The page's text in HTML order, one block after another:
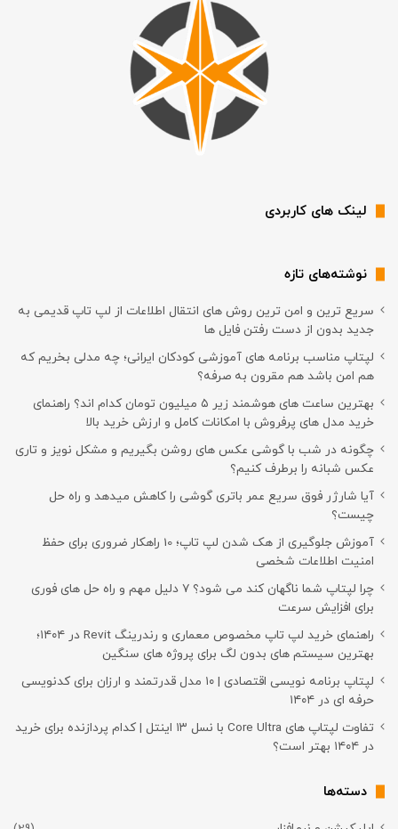
لینک های کاربردی
نوشته‌های تازه
سریع ترین و امن ترین روش های انتقال اطلاعات از لپ تاپ قدیمی به
جدید بدون از دست رفتن فایل ها
لپتاپ مناسب برنامه های آموزشی کودکان ایرانی؛ چه مدلی بخریم که
هم امن باشد هم مقرون به صرفه؟
بهترین ساعت های هوشمند زیر ۵ میلیون تومان کدام اند؟ راهنمای
خرید مدل های پرفروش با امکانات کامل و ارزش خرید بالا
چگونه در شب با گوشی عکس های روشن بگیریم و مشکل نویز و تاری
عکس شبانه را برطرف کنیم؟
آیا شارژر فوق سریع عمر باتری گوشی را کاهش میدهد و راه حل
چیست؟
آموزش جلوگیری از هک شدن لپ تاپ؛ 10 راهکار ضروری برای حفظ
امنیت اطلاعات شخصی
چرا لپتاپ شما ناگهان کند می شود؟ ۷ دلیل مهم و راه حل های فوری
برای افزایش سرعت
راهنمای خرید لپ تاپ مخصوص معماری و رندرینگ Revit در ۱۴۰۴؛
بهترین سیستم های بدون لگ برای پروژه های سنگین
لپتاپ برنامه نویسی اقتصادی | ۱۰ مدل قدرتمند و ارزان برای کدنویسی
حرفه ای در ۱۴۰۴
تفاوت لپتاپ های Core Ultra با نسل ۱۳ اینتل | کدام پردازنده برای خرید
در ۱۴۰۴ بهتر است؟
دسته‌ها